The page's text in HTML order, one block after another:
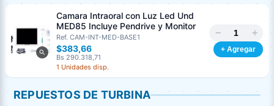
Camara Intraoral con Luz Led Und
MED85 Incluye Pendrive y Monitor
Ref. CAM-INT-MED-BASE1
$383,66
Bs 290.318,71
1 Unidades disp.
− +
+ Agregar
REPUESTOS DE TURBINA